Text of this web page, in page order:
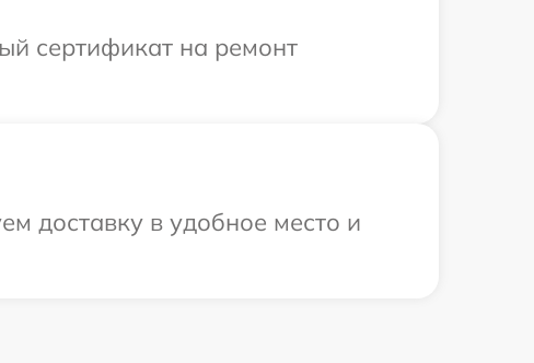
сертификат на ремонт
доставку в удобное место и